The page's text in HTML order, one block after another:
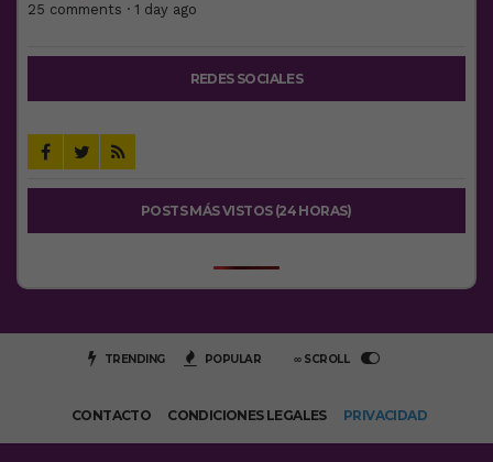
25 comments · 1 day ago
REDES SOCIALES
POSTS MÁS VISTOS (24 HORAS)
TRENDING POPULAR ∞ SCROLL
CONTACTO CONDICIONES LEGALES PRIVACIDAD